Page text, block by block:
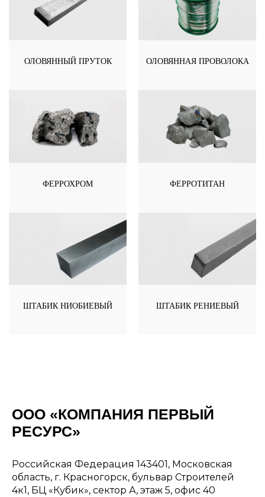
ОЛОВЯННЫЙ ПРУТОК ОЛОВЯННАЯ ПРОВОЛОКА
ФЕРРОХРОМ ФЕРРОТИТАН
ШТАБИК НИОБИЕВЫЙ ШТАБИК РЕНИЕВЫЙ
ООО «КОМПАНИЯ ПЕРВЫЙ
РЕСУРС»
Российская Федерация 143401, Московская
область, г. Красногорск, бульвар Строителей
4к1, БЦ «Кубик», сектор А, этаж 5, офис 40